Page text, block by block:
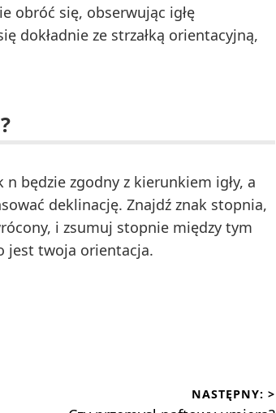
obróć się, obserwując igłę
dokładnie ze strzałką orientacyjną,
będzie zgodny z kierunkiem igły, a
deklinację. Znajdź znak stopnia,
i zsumuj stopnie między tym
jest twoja orientacja.
NASTĘPNY: >